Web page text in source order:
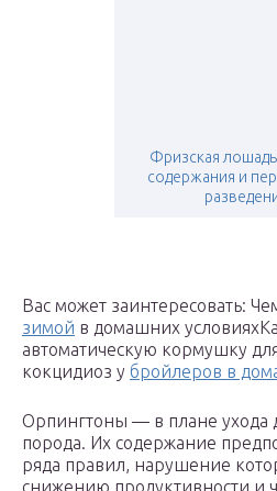
Фризская
содержания и
Вас может заинтересовать:
зимой в домашних
автоматическую кормушку
кокцидиоз у бройлеров в
Орпингтоны — в плане ухода
порода. Их содержание
ряда правил, нарушение
снижению продуктивности и